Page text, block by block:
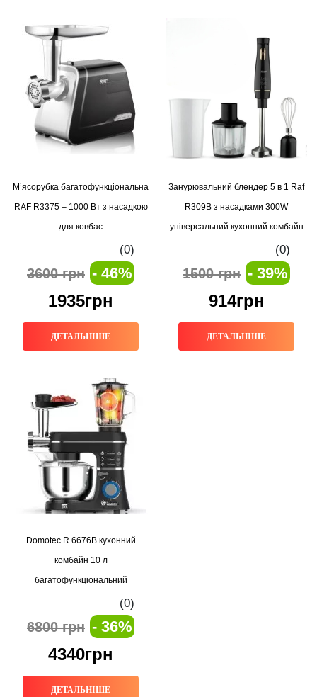
М’ясорубка багатофункціональна
RAF R3375 – 1000 Вт з насадкою
для ковбас
(0)
3600 грн - 46%
1935грн
ДЕТАЛЬНІШЕ
Занурювальний блендер 5 в 1 Raf
R309B з насадками 300W
універсальний кухонний комбайн
для подрібнення, змішування та
збивання
(0)
1500 грн - 39%
914грн
ДЕТАЛЬНІШЕ
Domotec R 6676B кухонний
комбайн 10 л
багатофункціональний
(0)
6800 грн - 36%
4340грн
ДЕТАЛЬНІШЕ